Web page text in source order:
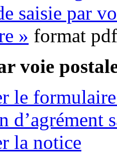
saisie par
» format pdf
voie
le
d’agrément
la notice